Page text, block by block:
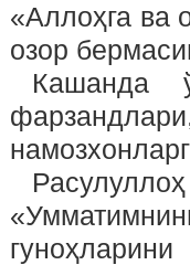
«Аллоҳга ва
озор
Кашанда